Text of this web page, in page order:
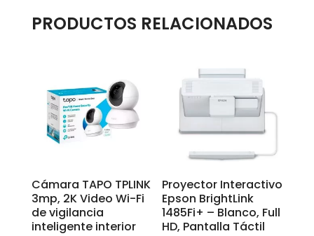
PRODUCTOS RELACIONADOS
Cámara TAPO TPLINK
3mp, 2K Video Wi-Fi
de vigilancia
inteligente interior
Proyector Interactivo
Epson BrightLink
1485Fi+ – Blanco, Full
HD, Pantalla Táctil